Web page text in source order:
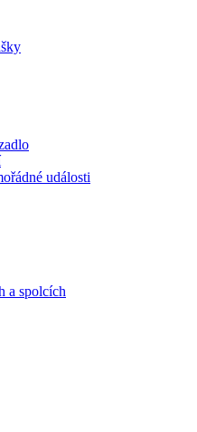
události
a spolcích